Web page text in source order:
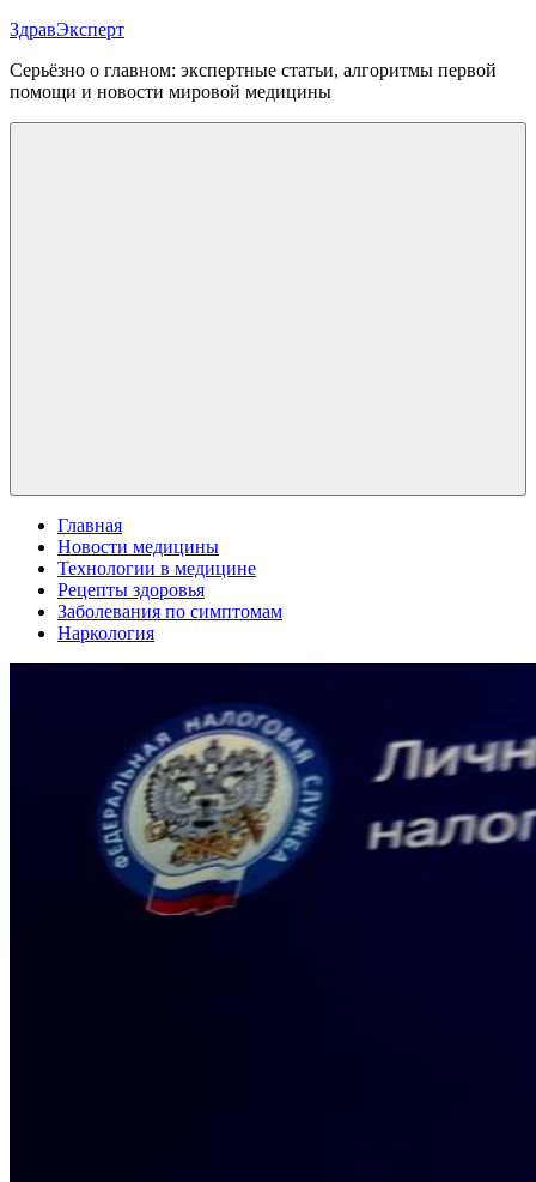
Перейти
содержимому
ЗдравЭксперт
Серьёзно о главном: экспертные статьи, алгоритмы первой
помощи и новости мировой медицины
Главная
Новости медицины
Технологии в медицине
Рецепты здоровья
Заболевания по симптомам
Наркология